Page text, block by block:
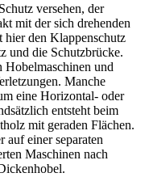
versehen, der
mit der sich drehenden
hier den Klappenschutz
und die Schutzbrücke.
Hobelmaschinen und
Manche
eine Horizontal- oder
entsteht beim
mit geraden Flächen.
einer separaten
Maschinen nach